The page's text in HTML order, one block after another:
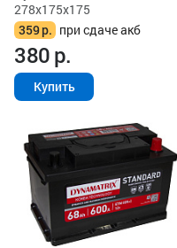
278x175x175
359р. при сдаче акб
380р.
Купить